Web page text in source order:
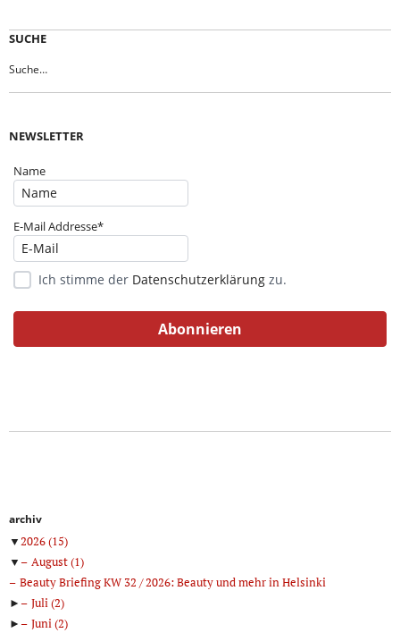
SUCHE
NEWSLETTER
Name
E-Mail Addresse*
Ich stimme der Datenschutzerklärung zu.
archiv
▼2026(15)
▼
August(1)
Beauty Briefing KW 32 / 2026: Beauty und mehr in Helsinki
►
Juli(2)
►
Juni(2)